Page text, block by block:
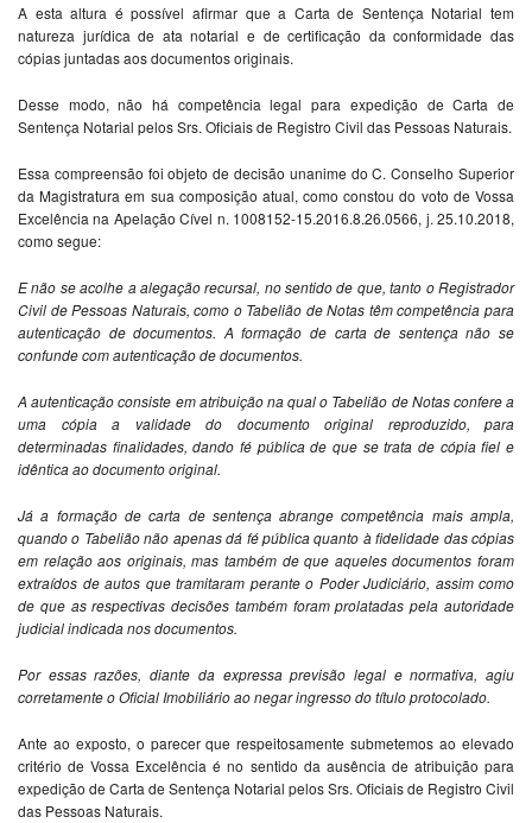
A esta altura é possível afirmar que a Carta de Sentença Notarial tem
natureza jurídica de ata notarial e de certificação da conformidade das
cópias juntadas aos documentos originais.
Desse modo, não há competência legal para expedição de Carta de
Sentença Notarial pelos Srs. Oficiais de Registro Civil das Pessoas Naturais.
Essa compreensão foi objeto de decisão unanime do C. Conselho Superior
da Magistratura em sua composição atual, como constou do voto de Vossa
Excelência na Apelação Cível n. 1008152-15.2016.8.26.0566, j. 25.10.2018,
como segue:
E não se acolhe a alegação recursal, no sentido de que, tanto o Registrador
Civil de Pessoas Naturais, como o Tabelião de Notas têm competência para
autenticação de documentos. A formação de carta de sentença não se
confunde com autenticação de documentos.
A autenticação consiste em atribuição na qual o Tabelião de Notas confere a
uma cópia a validade do documento original reproduzido, para
determinadas finalidades, dando fé pública de que se trata de cópia fiel e
idêntica ao documento original.
Já a formação de carta de sentença abrange competência mais ampla,
quando o Tabelião não apenas dá fé pública quanto à fidelidade das cópias
em relação aos originais, mas também de que aqueles documentos foram
extraídos de autos que tramitaram perante o Poder Judiciário, assim como
de que as respectivas decisões também foram prolatadas pela autoridade
judicial indicada nos documentos.
Por essas razões, diante da expressa previsão legal e normativa, agiu
corretamente o Oficial Imobiliário ao negar ingresso do título protocolado.
Ante ao exposto, o parecer que respeitosamente submetemos ao elevado
critério de Vossa Excelência é no sentido da ausência de atribuição para
expedição de Carta de Sentença Notarial pelos Srs. Oficiais de Registro Civil
das Pessoas Naturais.